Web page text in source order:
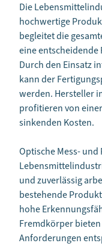
Die
hochwertige
begleitet die
eine entscheidende
Durch den Einsatz
kann der
werden. Hersteller
profitieren von
sinkenden Kosten.
Optische Mess-
und zuverlässig
bestehende
hohe
Fremdkörper
Anforderungen